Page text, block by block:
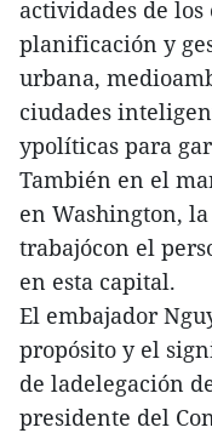
actividades de
planificación y
urbana,
ciudades
ypolíticas para
También en el
en Washington,
trabajócon el
en esta capital.
El embajador
propósito y el
de ladelegación
presidente del